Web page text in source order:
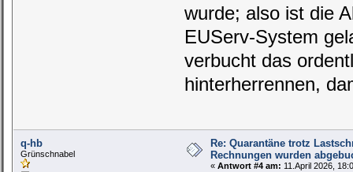
wurde; also ist die
EUServ-System
verbucht das
hinterherrennen,
q-hb
Grünschnabel
Re: Quarantäne trotz
Rechnungen wurden
« Antwort #4 am: 11.April 2026,